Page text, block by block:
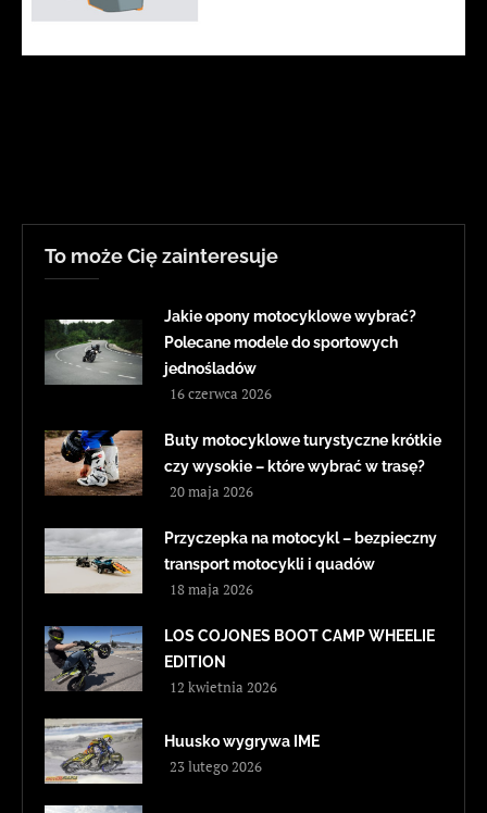
To może Cię zainteresuje
Jakie opony motocyklowe wybrać?
Polecane modele do sportowych
jednośladów
16 czerwca 2026
Buty motocyklowe turystyczne krótkie
czy wysokie – które wybrać w trasę?
20 maja 2026
Przyczepka na motocykl – bezpieczny
transport motocykli i quadów
18 maja 2026
LOS COJONES BOOT CAMP WHEELIE
EDITION
12 kwietnia 2026
Huusko wygrywa IME
23 lutego 2026